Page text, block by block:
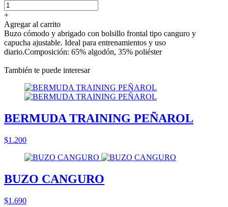
+
Agregar al carrito
Buzo cómodo y abrigado con bolsillo frontal tipo canguro y
capucha ajustable. Ideal para entrenamientos y uso
diario.Composición: 65% algodón, 35% poliéster
También te puede interesar
BERMUDA TRAINING PEÑAROL
$1.200
BUZO CANGURO
$1.690